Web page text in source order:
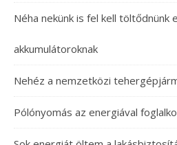
Néha nekünk is fel kell töltődnünk
akkumulátoroknak
Nehéz a nemzetközi
Pólónyomás az energiával